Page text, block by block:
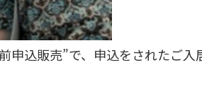
申込販売”で、申込をされたご入